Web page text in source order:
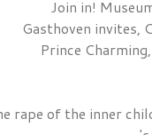
Join in!
Gasthoven invites,
Prince
rape of the inner